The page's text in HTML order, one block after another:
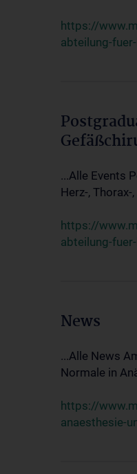
https://
abteilung-
...Alle Events
Herz-,
https://
abteilung-
News
...Alle News
Normale in
https://
anaesthesie-